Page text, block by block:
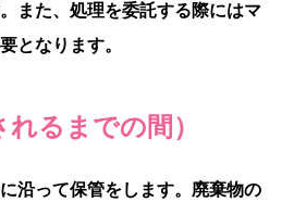
また、処理を委託する際にはマ
となります。
るまでの間）
沿って保管をします。廃棄物の